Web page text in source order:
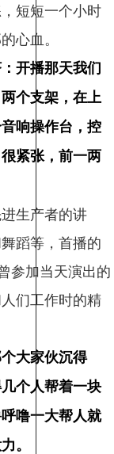
短短一个小时
心血。
开播那天我们
个支架，在上
响操作台，控
紧张，前一两
生产者的讲
蹈等，首播的
参加当天演出的
们工作时的精
大家伙沉得
个人帮着一块
噜一大帮人就
。